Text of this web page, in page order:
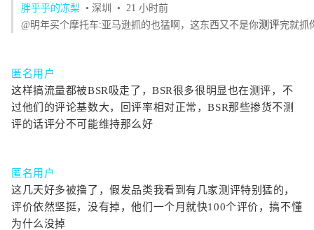
胖乎乎的冻梨 • 深圳
• 21 小时前
@明年买个摩托车:亚马逊抓的也猛啊，这东西又不是你测评完就抓
匿名用户
这样搞流量都被BSR吸走了，BSR很多很明显也在测评，不
过他们的评论基数大，回评率相对正常，BSR那些掺货不测
评的话评分不可能维持那么好
匿名用户
这几天好多被撸了，假发品类我看到有几家测评特别猛的，
评价依然坚挺，没有掉，他们一个月就快100个评价，搞不懂
为什么没掉